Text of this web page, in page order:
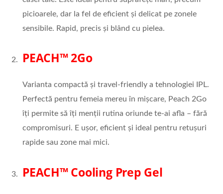
picioarele, dar la fel de eficient și delicat pe zonele
sensibile. Rapid, precis și blând cu pielea.
PEACH™ 2Go
Varianta compactă și travel-friendly a tehnologiei IPL.
Perfectă pentru femeia mereu în mișcare, Peach 2Go
îți permite să îți menții rutina oriunde te-ai afla – fără
compromisuri. E ușor, eficient și ideal pentru retușuri
rapide sau zone mai mici.
PEACH™ Cooling Prep Gel